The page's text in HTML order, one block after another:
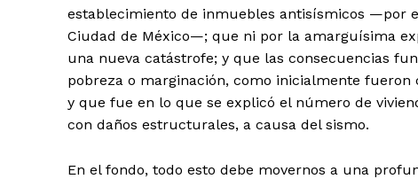
establecimiento de inmuebles antisísmicos —por
Ciudad de México—; que ni por la amarguísima
una nueva catástrofe; y que las consecuencias
pobreza o marginación, como inicialmente
y que fue en lo que se explicó el número de
con daños estructurales, a causa del sismo.
En el fondo, todo esto debe movernos a una